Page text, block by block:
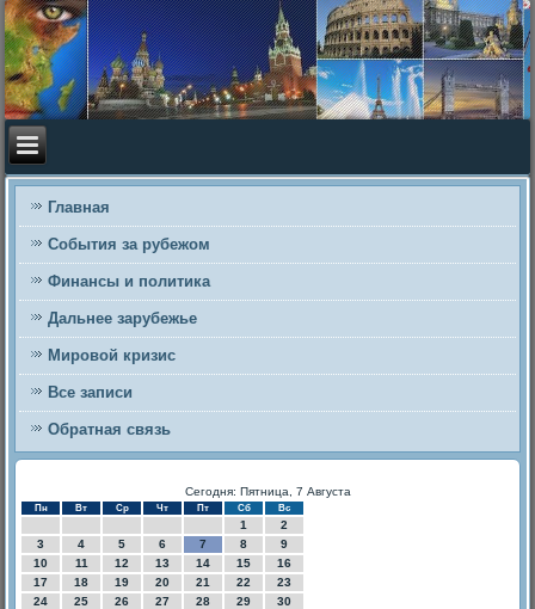
Главная
События за рубежом
Финансы и политика
Дальнее зарубежье
Мировой кризис
Все записи
Обратная связь
Сегодня: Пятница, 7 Августа
Пн Вт Ср Чт Пт Сб Вс
1
2
3
4 5 6 7 8
9
10
11 12 13 14 15
16
17
18 19 20 21 22
23
24
25 26 27 28 29
30